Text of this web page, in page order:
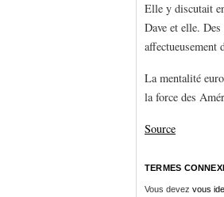
Elle y discutait
Dave et elle.
La mentalité
la force des
Source
TERMES
Vous devez vous